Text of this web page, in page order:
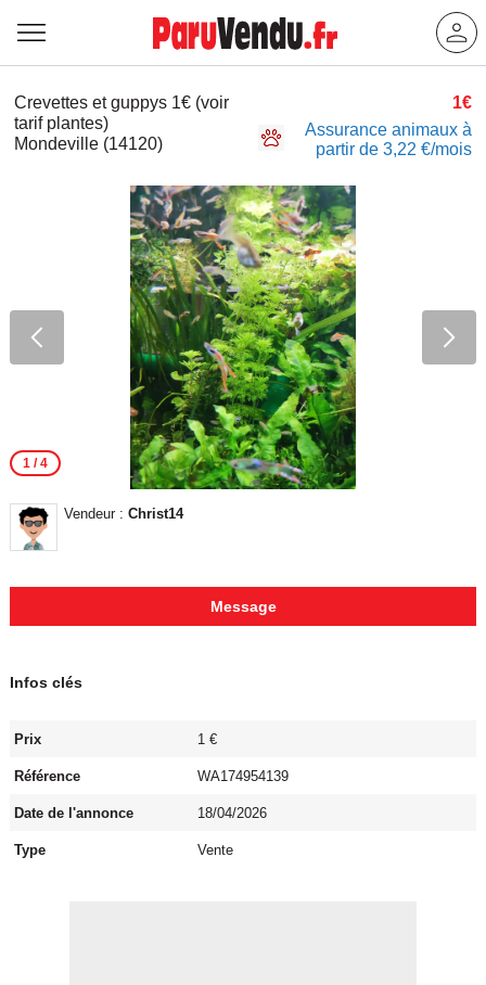
Crevettes et guppys 1€ (voir
tarif plantes)
Mondeville (14120)
1€
Assurance animaux à
partir de 3,22 €/mois
1/ 4
Vendeur : Christ14
Message
Infos clés
Prix 1 €
Référence WA174954139
Date de l'annonce 18/04/2026
Type Vente